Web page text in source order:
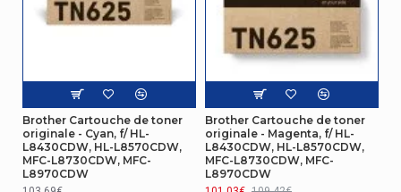
Brother Cartouche de toner
originale - Cyan, f/ HL-
L8430CDW, HL-L8570CDW,
MFC-L8730CDW, MFC-
L8970CDW
Brother Cartouche de toner
originale - Magenta, f/ HL-
L8430CDW, HL-L8570CDW,
MFC-L8730CDW, MFC-
L8970CDW